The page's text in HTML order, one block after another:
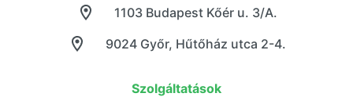
9024 Győr, Hűtőház utca 2-4.
1103 Budapest Kőér u. 3/A.
Szolgáltatások